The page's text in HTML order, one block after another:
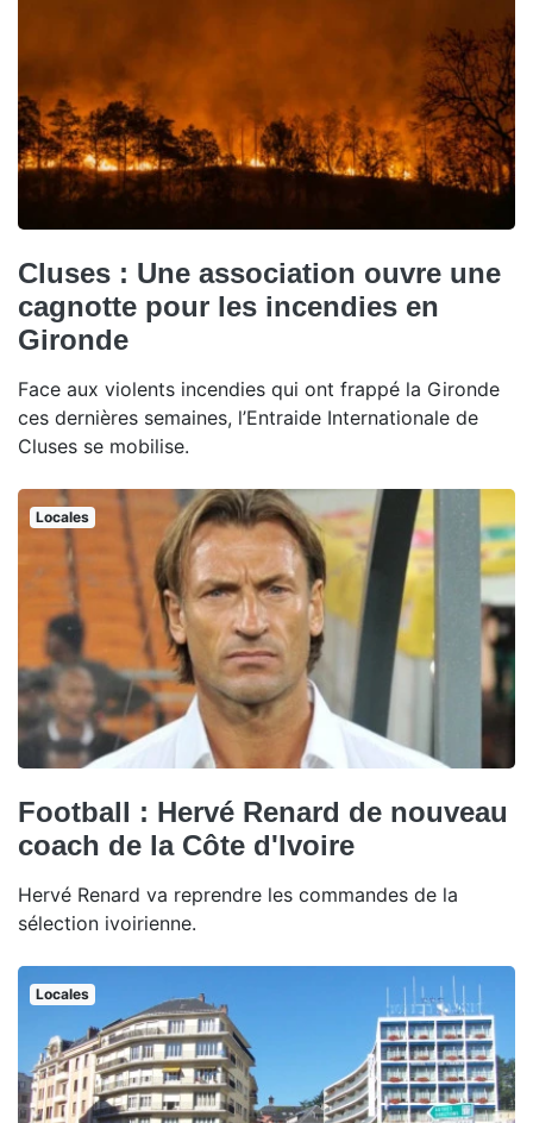
Cluses : Une association ouvre une
cagnotte pour les incendies en
Gironde
Face aux violents incendies qui ont frappé la Gironde
ces dernières semaines, l’Entraide Internationale de
Cluses se mobilise.
Locales
Football : Hervé Renard de nouveau
coach de la Côte d'Ivoire
Hervé Renard va reprendre les commandes de la
sélection ivoirienne.
Locales